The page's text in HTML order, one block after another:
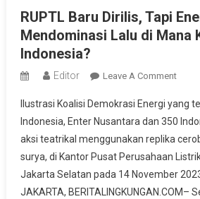
RUPTL Baru Dirilis, Tapi
Mendominasi Lalu di Mana
Indonesia?
Editor Leave A CommentOn
Baru
Dirilis,
Tapi
Fosil
Masih
Ilustrasi Koalisi Demokrasi Energi yang
Indonesia, Enter Nusantara dan 350
aksi teatrikal menggunakan replika
surya, di Kantor Pusat Perusahaan
Jakarta Selatan pada 14 November
JAKARTA, BERITALINGKUNGAN.COM–